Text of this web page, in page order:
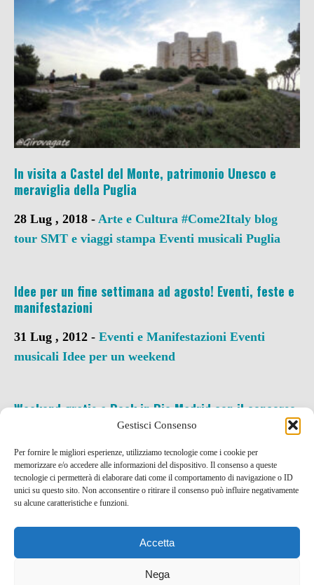
Gestisci Consenso
Per fornire le migliori esperienze, utilizziamo tecnologie come i cookie per
memorizzare e/o accedere alle informazioni del dispositivo. Il consenso a queste
tecnologie ci permetterà di elaborare dati come il comportamento di navigazione o ID
unici su questo sito. Non acconsentire o ritirare il consenso può influire negativamente
su alcune caratteristiche e funzioni.
Accetta
Nega
In visita a Castel del Monte, patrimonio Unesco e
meraviglia della Puglia
28 Lug , 2018 - Arte e Cultura #Come2Italy blog
tour SMT e viaggi stampa Eventi musicali Puglia
Idee per un fine settimana ad agosto! Eventi, feste e
manifestazioni
31 Lug , 2012 - Eventi e Manifestazioni Eventi
musicali Idee per un weekend
Weekend gratis a Rock in Rio Madrid con il concorso
20 Mar , 2012 -Concorsi a premi Eventi musicali